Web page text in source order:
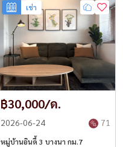
เช่า
฿30,000/ด.
2026-06-24 71
หมู่บ้านอินดี้ 3 บางนา กม.7